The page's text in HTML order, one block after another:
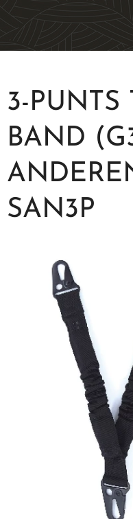
3-PUNTS
BAND
SAN3P